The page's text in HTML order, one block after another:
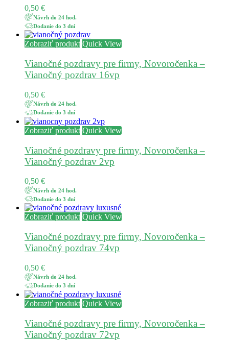
0,50 €
Návrh do 24 hod.
Dodanie do 3 dní
Zobraziť produkt Quick View
Vianočné pozdravy pre firmy, Novoročenka –
Vianočný pozdrav 16vp
0,50 €
Návrh do 24 hod.
Dodanie do 3 dní
Zobraziť produkt Quick View
Vianočné pozdravy pre firmy, Novoročenka –
Vianočný pozdrav 2vp
0,50 €
Návrh do 24 hod.
Dodanie do 3 dní
Zobraziť produkt Quick View
Vianočné pozdravy pre firmy, Novoročenka –
Vianočný pozdrav 74vp
0,50 €
Návrh do 24 hod.
Dodanie do 3 dní
Zobraziť produkt Quick View
Vianočné pozdravy pre firmy, Novoročenka –
Vianočný pozdrav 72vp